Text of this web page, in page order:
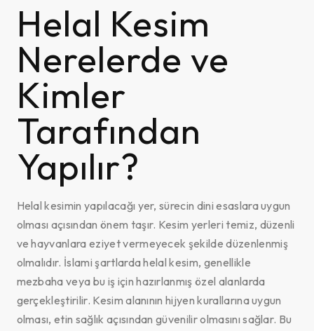
Helal Kesim
Nerelerde ve
Kimler
Tarafından
Yapılır?
Helal kesimin yapılacağı yer, sürecin dini esaslara uygun
olması açısından önem taşır. Kesim yerleri temiz, düzenli
ve hayvanlara eziyet vermeyecek şekilde düzenlenmiş
olmalıdır. İslami şartlarda helal kesim, genellikle
mezbaha veya bu iş için hazırlanmış özel alanlarda
gerçekleştirilir. Kesim alanının hijyen kurallarına uygun
olması, etin sağlık açısından güvenilir olmasını sağlar. Bu